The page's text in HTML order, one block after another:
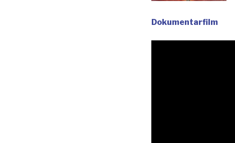
Dokumentarfilm